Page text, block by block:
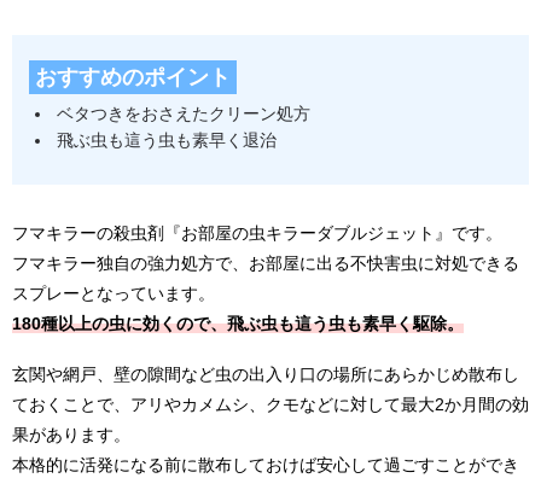
おすすめのポイント
ベタつきをおさえたクリーン処方
飛ぶ虫も這う虫も素早く退治
フマキラーの殺虫剤『お部屋の虫キラーダブルジェット』です。
フマキラー独自の強力処方で、お部屋に出る不快害虫に対処できる
スプレーとなっています。
180種以上の虫に効くので、飛ぶ虫も這う虫も素早く駆除。
玄関や網戸、壁の隙間など虫の出入り口の場所にあらかじめ散布し
ておくことで、アリやカメムシ、クモなどに対して最大2か月間の効
果があります。
本格的に活発になる前に散布しておけば安心して過ごすことができ